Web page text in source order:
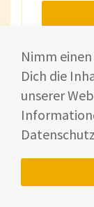
Nimm
Dich die
unserer